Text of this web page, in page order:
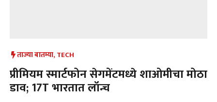
ताज्या बातम्या, TECH
प्रीमियम स्मार्टफोन सेगमेंटमध्ये शाओमीचा मोठा
डाव; 17T भारतात लॉन्च